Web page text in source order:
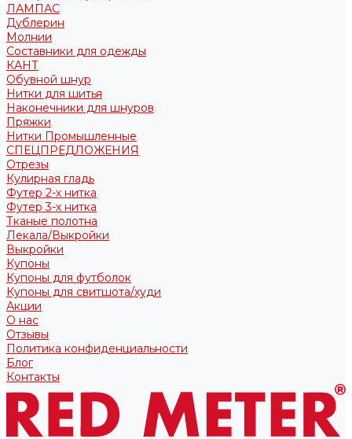
ЛАМПАС
Дублерин
Молнии
Составники для одежды
КАНТ
Обувной шнур
Нитки для шитья
Наконечники для шнуров
Пряжки
Нитки Промышленные
СПЕЦПРЕДЛОЖЕНИЯ
Отрезы
Кулирная гладь
Футер 2-х нитка
Футер 3-х нитка
Тканые полотна
Лекала/Выкройки
Выкройки
Купоны
Купоны для футболок
Купоны для свитшота/худи
Акции
О нас
Отзывы
Политика конфиденциальности
Блог
Контакты